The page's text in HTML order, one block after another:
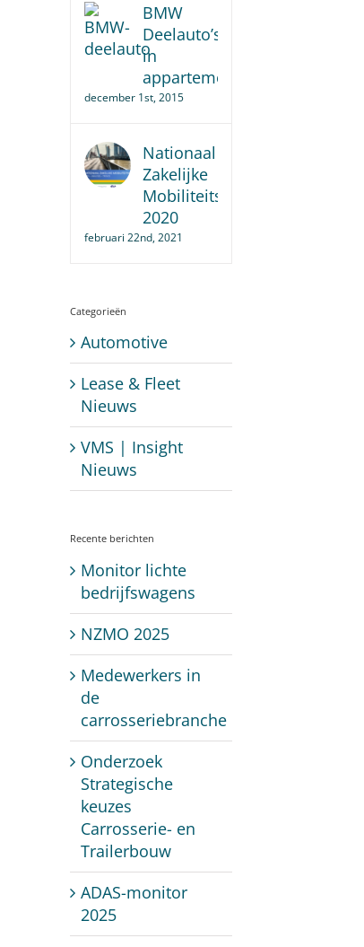
BMW
Deelauto’s
in
appartementencomplex.
december 1st, 2015
Nationaal
Zakelijke
Mobiliteitsonderzoek
2020
februari 22nd, 2021
Categorieën
Automotive
Lease & Fleet
Nieuws
VMS | Insight
Nieuws
Recente berichten
Monitor lichte
bedrijfswagens
NZMO 2025
Medewerkers in
de
carrosseriebranche
Onderzoek
Strategische
keuzes
Carrosserie- en
Trailerbouw
ADAS-monitor
2025